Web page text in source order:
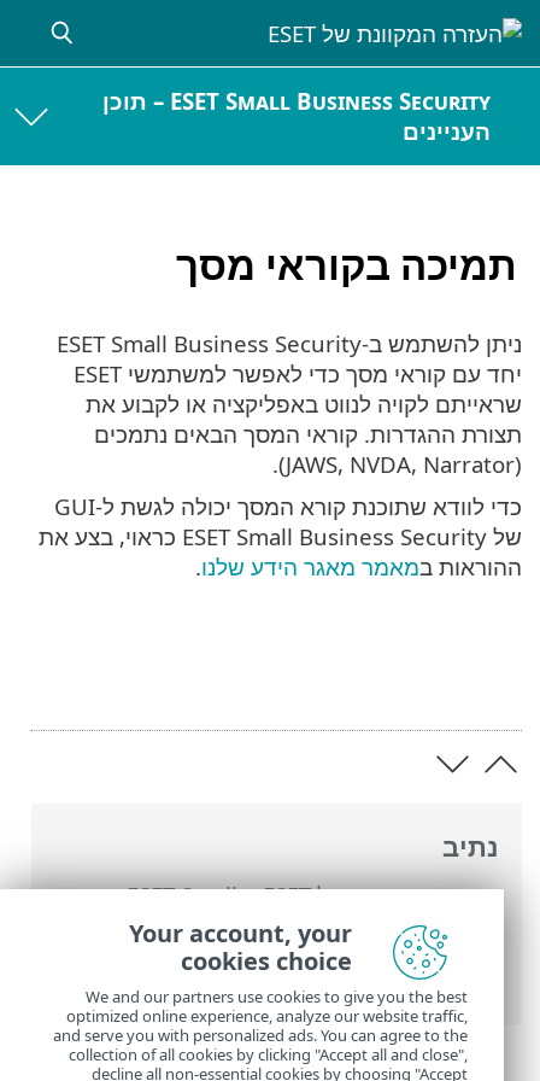
ESET Small Business Security – תוכן
העניינים
תמיכה בקוראי מסך
נתיב
העזרה המקוונת של ESET >
ESET Small
Business Security
>
עבודה עם ESET Small
Business Security
>הגדרות מתקדמות
ממשק משתמש
> תמיכה בקוראי מסך
ניתן להשתמש ב-ESET Small Business Security
יחד עם קוראי מסך כדי לאפשר למשתמשי ESET
שראייתם לקויה לנווט באפליקציה או לקבוע את
תצורת ההגדרות. קוראי המסך הבאים נתמכים
(JAWS, NVDA, Narrator).
כדי לוודא שתוכנת קורא המסך יכולה לגשת ל-GUI
של ESET Small Business Security כראוי, בצע את
ההוראות במאמר מאגר הידע שלנו.
Your account, your
cookies choice
We and our partners use cookies to give you the best
optimized online experience, analyze our website traffic,
and serve you with personalized ads. You can agree to the
collection of all cookies by clicking "Accept all and close",
decline all non-essential cookies by choosing "Accept